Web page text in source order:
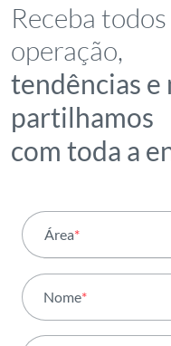
Receba
operação,
tendências e
partilhamos
com toda a
Área*
Atividade
Nome*